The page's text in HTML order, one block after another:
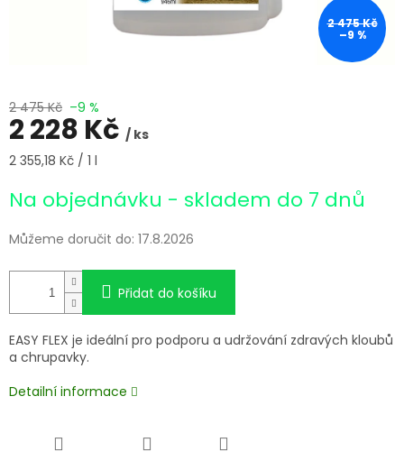
2 475 Kč
–9 %
2 475 Kč –9 %
2 228 Kč / ks
Měrná
2 355,18 Kč / 1 l
Na objednávku - skladem do 7 dnů
Můžeme doručit do: 17.8.2026
Přidat do košíku
EASY FLEX je ideální pro podporu a udržování zdravých kloubů
a chrupavky.
Detailní informace